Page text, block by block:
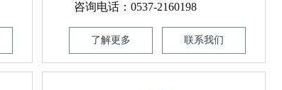
咨询电话：0537-2160198
了解更多 联系我们